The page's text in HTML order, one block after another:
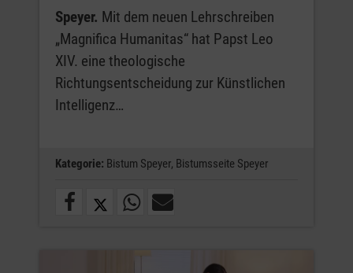
Speyer. Mit dem neuen Lehrschreiben
„Magnifica Humanitas“ hat Papst Leo
XIV. eine theologische
Richtungsentscheidung zur Künstlichen
Intelligenz…
Kategorie: Bistum Speyer, Bistumsseite Speyer